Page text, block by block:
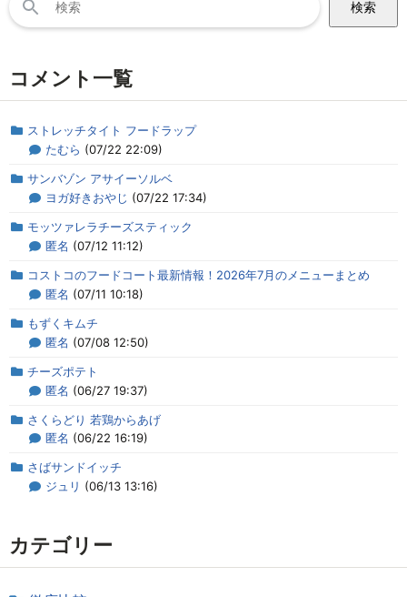
索:
コメント一覧
ストレッチタイト フードラップ
たむら (07/22 22:09)
サンバゾン アサイーソルベ
ヨガ好きおやじ (07/22 17:34)
モッツァレラチーズスティック
匿名 (07/12 11:12)
コストコのフードコート最新情報！2026年7月のメニューまとめ
匿名 (07/11 10:18)
もずくキムチ
匿名 (07/08 12:50)
チーズポテト
匿名 (06/27 19:37)
さくらどり 若鶏からあげ
匿名 (06/22 16:19)
さばサンドイッチ
ジュリ (06/13 13:16)
カテゴリー